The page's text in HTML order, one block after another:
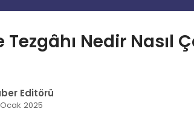
Tezgâhı Nedir Nasıl
Editörü
2025